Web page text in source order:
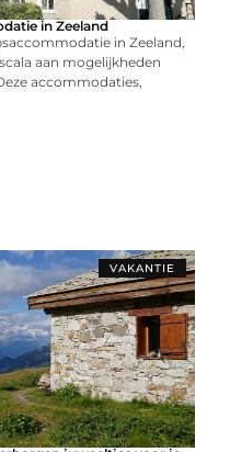
in Zeeland
in Zeeland,
aan mogelijkheden
accommodaties,
VAKANTIE